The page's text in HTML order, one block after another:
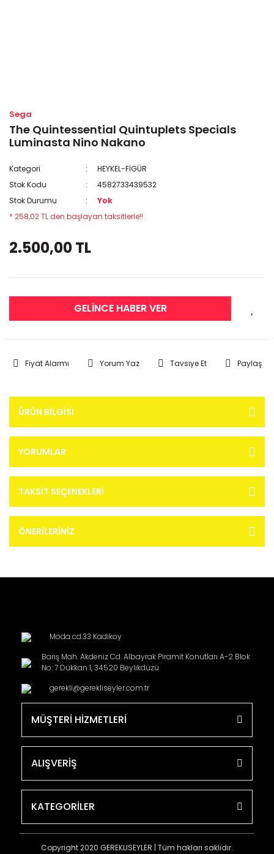
Sega
The Quintessential Quintuplets Specials
Luminasta Nino Nakano
Kategori
HEYKEL-FİGÜR
Stok Kodu
4582733439532
Stok Durumu
Yok
* 258,02 TL den başlayan taksitlerle!!
2.500,00 TL
GELİNCE HABER VER
Fiyat Alarmı Yorum Yaz Tavsiye Et Paylaş
ÜRÜN BILGISI
YORUMLAR
TAKSIT SEÇENEKLERI
ÖNERILERINIZ
Moda cd.33 Kadikoy
Barış Mah. Akdeniz Cd. Albayrak Piramit Konutları A-2 Blok
No: 7 Dükkan 1, 34520 Beylikdüzü
gerekli@gerekliseyler.com.tr
MÜŞTERİ HİZMETLERİ
ALIŞVERİŞ
KATEGORİLER
Copyright 2020 GEREKLISEYLER | Tüm hakları saklıdır.